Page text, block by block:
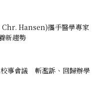
Hansen)攜手醫學專家
新趨勢
事會議 斬濫訴、回歸辦學